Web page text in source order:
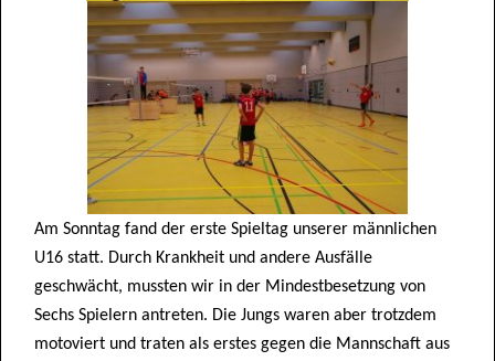
Am Sonntag fand der erste Spieltag unserer männlichen
U16 statt. Durch Krankheit und andere Ausfälle
geschwächt, mussten wir in der Mindestbesetzung von
Sechs Spielern antreten. Die Jungs waren aber trotzdem
motoviert und traten als erstes gegen die Mannschaft aus